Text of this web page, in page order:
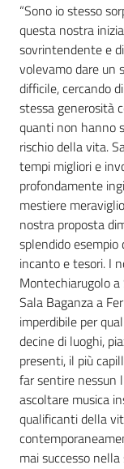
“Sono io stesso
questa nostra
sovrintendente e
volevamo dare un
difficile, cercando
stessa generosità
quanti non hanno
rischio della vita.
tempi migliori e
profondamente
mestiere
nostra proposta
splendido
incanto e tesori. I
Montechiarugolo a
Sala Baganza a
imperdibile per
decine di luoghi,
presenti, il più
far sentire nessun
ascoltare musica
qualificanti della
mai successo nella